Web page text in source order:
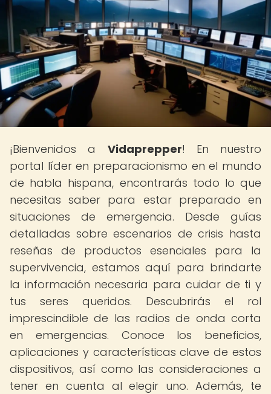
¡Bienvenidos a Vidaprepper! En nuestro
portal líder en preparacionismo en el mundo
de habla hispana, encontrarás todo lo que
necesitas saber para estar preparado en
situaciones de emergencia. Desde guías
detalladas sobre escenarios de crisis hasta
reseñas de productos esenciales para la
supervivencia, estamos aquí para brindarte
la información necesaria para cuidar de ti y
tus seres queridos. Descubrirás el rol
imprescindible de las radios de onda corta
en emergencias. Conoce los beneficios,
aplicaciones y características clave de estos
dispositivos, así como las consideraciones a
tener en cuenta al elegir uno. Además, te